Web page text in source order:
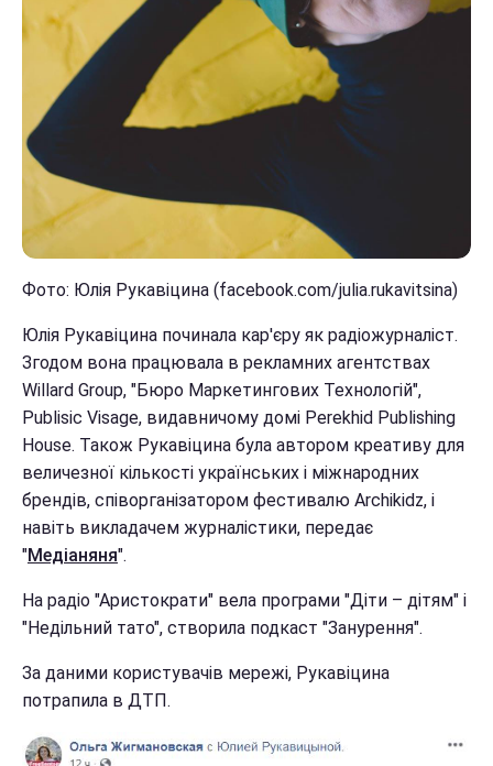
Фото: Юлія Рукавіцина (facebook.com/julia.rukavitsina)
Юлія Рукавіцина починала кар'єру як радіожурналіст.
Згодом вона працювала в рекламних агентствах
Willard Group, "Бюро Маркетингових Технологій",
Publisic Visage, видавничому домі Perekhid Publishing
House. Також Рукавіцина була автором креативу для
величезної кількості українських і міжнародних
брендів, співорганізатором фестивалю Archikidz, і
навіть викладачем журналістики, передає
"Медіаняня".
На радіо "Аристократи" вела програми "Діти – дітям" і
"Недільний тато", створила подкаст "Занурення".
За даними користувачів мережі, Рукавіцина
потрапила в ДТП.